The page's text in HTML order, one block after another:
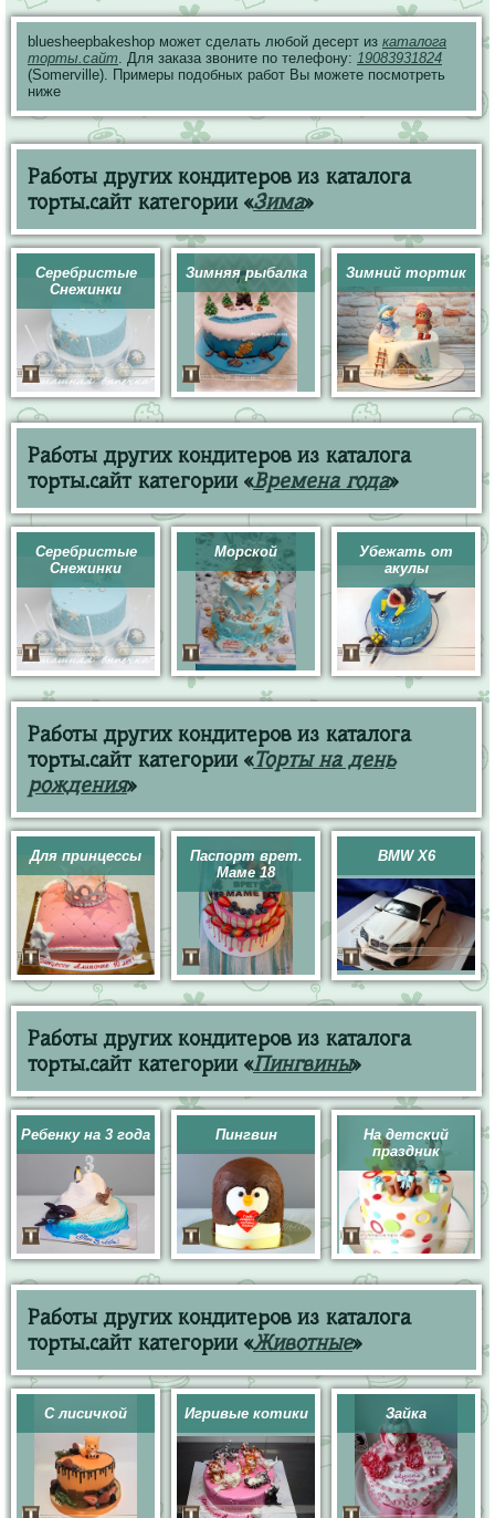
bluesheepbakeshop может сделать любой десерт из каталога
торты.сайт. Для заказа звоните по телефону: 19083931824
(Somerville). Примеры подобных работ Вы можете посмотреть
ниже
Работы других кондитеров из каталога
торты.сайт категории «Зима»
Серебристые
Снежинки
Зимняя рыбалка Зимний тортик
Работы других кондитеров из каталога
торты.сайт категории «Времена года»
Серебристые
Снежинки
Морской
Убежать от
акулы
Работы других кондитеров из каталога
торты.сайт категории «Торты на день
рождения»
Для принцессы
Паспорт врет.
Маме 18
BMW X6
Работы других кондитеров из каталога
торты.сайт категории «Пингвины»
Ребенку на 3 года Пингвин
На детский
праздник
Работы других кондитеров из каталога
торты.сайт категории «Животные»
С лисичкой Игривые котики Зайка